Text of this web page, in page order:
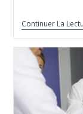
Continuer La